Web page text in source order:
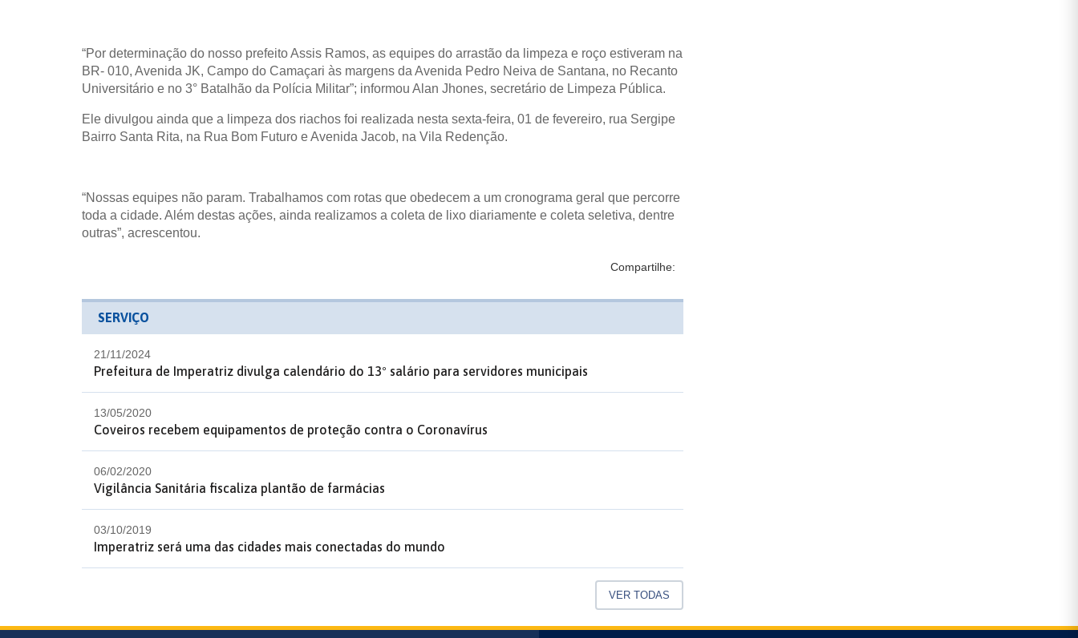
“Por determinação do nosso prefeito Assis Ramos, as equipes do arrastão da limpeza e roço estiveram na
BR- 010, Avenida JK, Campo do Camaçari às margens da Avenida Pedro Neiva de Santana, no Recanto
Universitário e no 3° Batalhão da Polícia Militar”; informou Alan Jhones, secretário de Limpeza Pública.
Ele divulgou ainda que a limpeza dos riachos foi realizada nesta sexta-feira, 01 de fevereiro, rua Sergipe
Bairro Santa Rita, na Rua Bom Futuro e Avenida Jacob, na Vila Redenção.
“Nossas equipes não param. Trabalhamos com rotas que obedecem a um cronograma geral que percorre
toda a cidade. Além destas ações, ainda realizamos a coleta de lixo diariamente e coleta seletiva, dentre
outras”, acrescentou.
Compartilhe:
SERVIÇO
21/11/2024
Prefeitura de Imperatriz divulga calendário do 13º salário para servidores municipais
13/05/2020
Coveiros recebem equipamentos de proteção contra o Coronavírus
06/02/2020
Vigilância Sanitária fiscaliza plantão de farmácias
03/10/2019
Imperatriz será uma das cidades mais conectadas do mundo
VER TODAS